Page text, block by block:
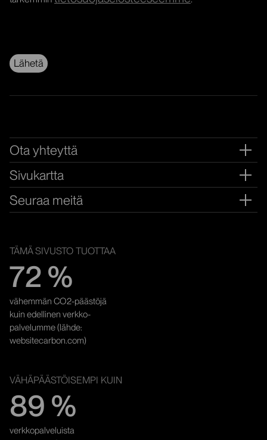
Ota yhteyttä
Sivukartta
Seuraa meitä
YMPÄRISTÖYSTÄVÄLLISYYS
TÄMÄ SIVUSTO TUOTTAA
72 %
vähemmän CO2-päästöjä
kuin edellinen verkko­
palvelumme (lähde:
websitecarbon.com)
VÄHÄPÄÄSTÖISEMPI KUIN
89 %
verkkopalveluista